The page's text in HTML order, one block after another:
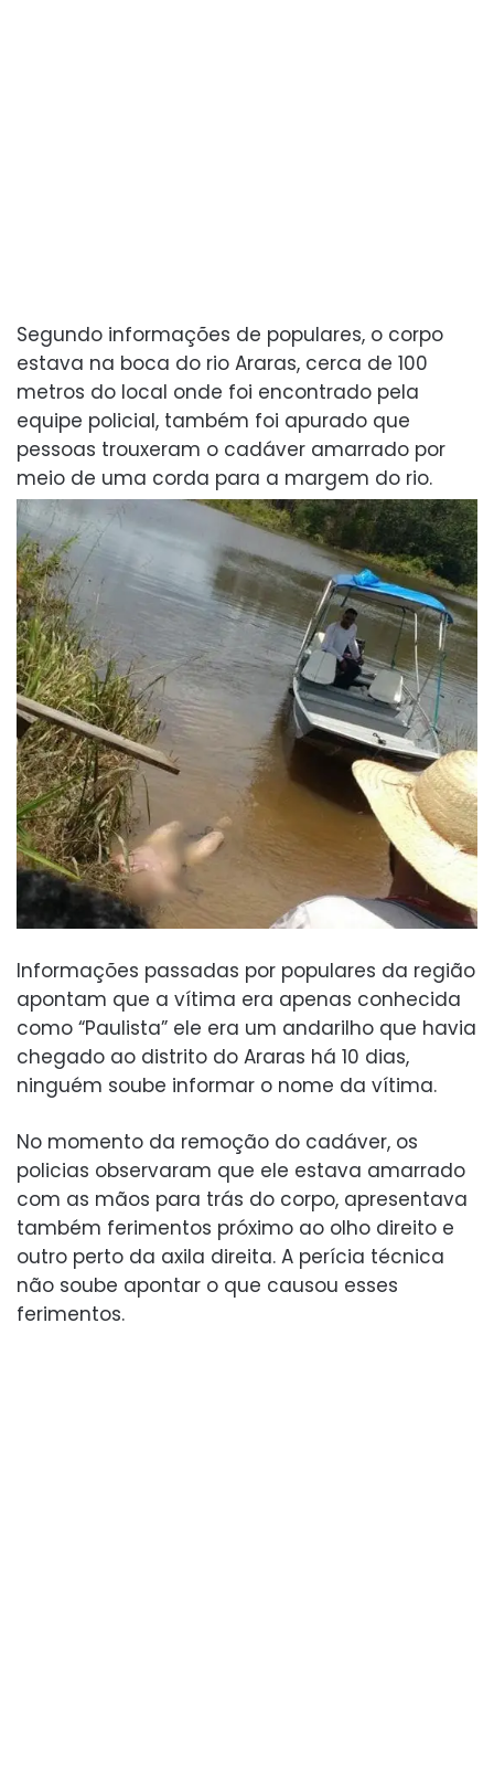
Segundo informações de populares, o corpo
estava na boca do rio Araras, cerca de 100
metros do local onde foi encontrado pela
equipe policial, também foi apurado que
pessoas trouxeram o cadáver amarrado por
meio de uma corda para a margem do rio.
Informações passadas por populares da região
apontam que a vítima era apenas conhecida
como “Paulista” ele era um andarilho que havia
chegado ao distrito do Araras há 10 dias,
ninguém soube informar o nome da vítima.
No momento da remoção do cadáver, os
policias observaram que ele estava amarrado
com as mãos para trás do corpo, apresentava
também ferimentos próximo ao olho direito e
outro perto da axila direita. A perícia técnica
não soube apontar o que causou esses
ferimentos.